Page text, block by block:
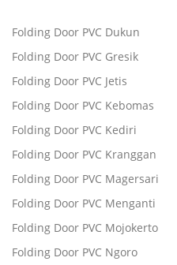
Folding Door PVC Dukun
Folding Door PVC Gresik
Folding Door PVC Jetis
Folding Door PVC Kebomas
Folding Door PVC Kediri
Folding Door PVC Kranggan
Folding Door PVC Magersari
Folding Door PVC Menganti
Folding Door PVC Mojokerto
Folding Door PVC Ngoro